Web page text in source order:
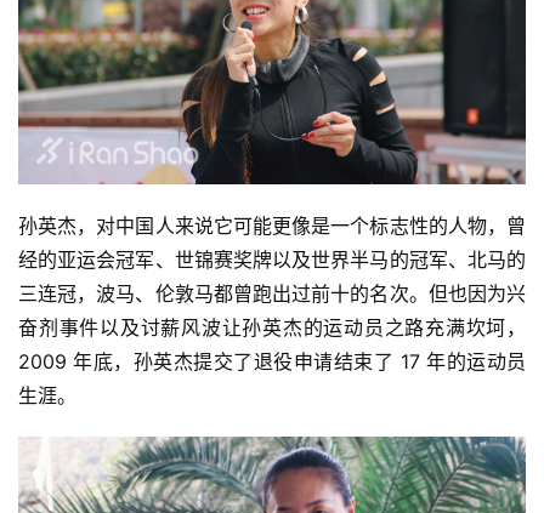
孙英杰，对中国人来说它可能更像是一个标志性的人物，曾
经的亚运会冠军、世锦赛奖牌以及世界半马的冠军、北马的
三连冠，波马、伦敦马都曾跑出过前十的名次。但也因为兴
奋剂事件以及讨薪风波让孙英杰的运动员之路充满坎坷，
2009 年底，孙英杰提交了退役申请结束了 17 年的运动员
生涯。